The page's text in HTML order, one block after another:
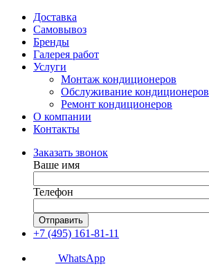
Доставка
Самовывоз
Бренды
Галерея работ
Услуги
Монтаж кондиционеров
Обслуживание кондиционеров
Ремонт кондиционеров
О компании
Контакты
Заказать звонок
Ваше имя
Телефон
Отправить
+7 (495) 161-81-11
WhatsApp